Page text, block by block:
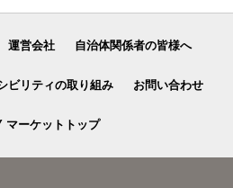
運営会社 自治体関係者の皆様へ
ビリティの取り組み お問い合わせ
マーケットトップ